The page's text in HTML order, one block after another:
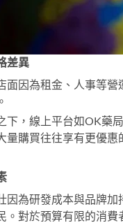
差異
面因為租金、人事等
下，線上平台如OK藥
量購買往往享有更優
因為研發成本與品牌
。對於預算有限的消費